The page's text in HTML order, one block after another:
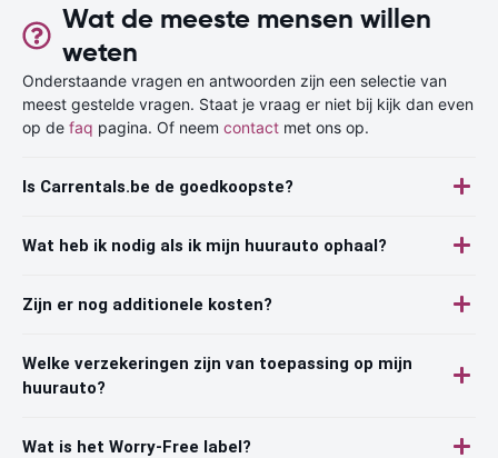
Wat de meeste mensen willen
weten
Onderstaande vragen en antwoorden zijn een selectie van
meest gestelde vragen. Staat je vraag er niet bij kijk dan even
op de faq pagina. Of neem contact met ons op.
Is Carrentals.be de goedkoopste?
Wat heb ik nodig als ik mijn huurauto ophaal?
Zijn er nog additionele kosten?
Welke verzekeringen zijn van toepassing op mijn
huurauto?
Wat is het Worry-Free label?